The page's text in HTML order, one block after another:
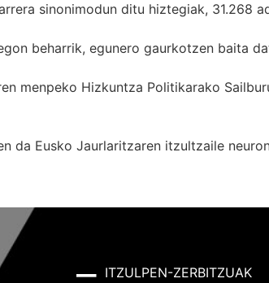
sinonimodun ditu hiztegiak, 31.268
beharrik, egunero gaurkotzen baita
menpeko Hizkuntza Politikarako
da Eusko Jaurlaritzaren itzultzaile
ITZULPEN-ZERBITZUAK